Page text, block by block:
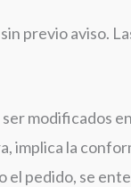
previo aviso.
modificados
implica la
pedido, se